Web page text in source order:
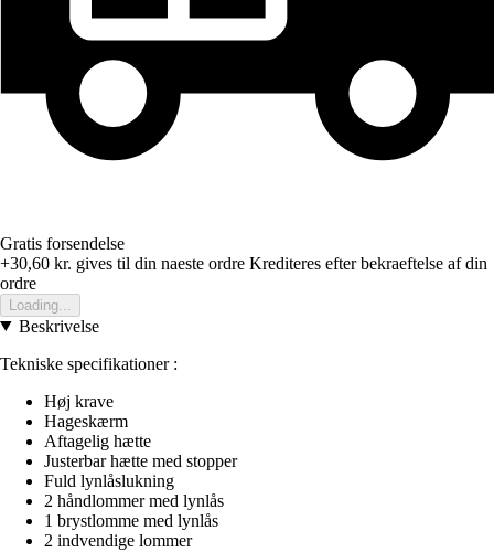
Gratis forsendelse
+30,60 kr. gives til din naeste ordre Krediteres efter bekraeftelse af din
ordre
Loading...
Beskrivelse
Tekniske specifikationer :
Høj krave
Hageskærm
Aftagelig hætte
Justerbar hætte med stopper
Fuld lynlåslukning
2 håndlommer med lynlås
1 brystlomme med lynlås
2 indvendige lommer